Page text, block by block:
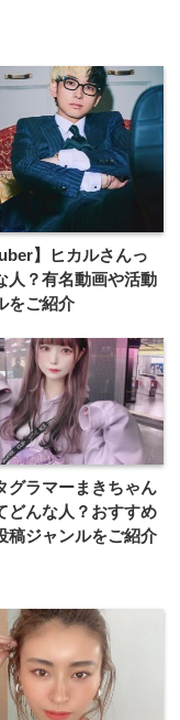
】ヒカルさんっ
⼈？有名動画や活動
をご紹介
グラマーまきちゃん
どんな⼈？おすすめ
稿ジャンルをご紹介